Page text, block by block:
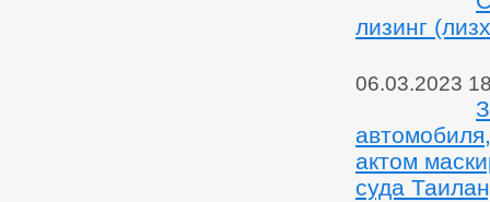
лизинг
06.03.2023
актом
суда